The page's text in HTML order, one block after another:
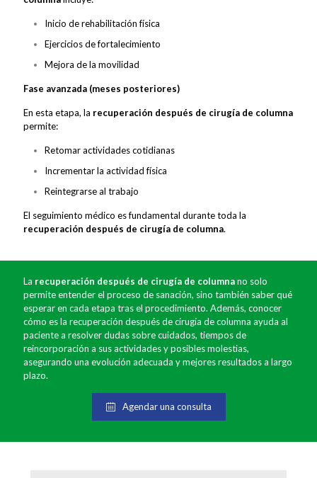
Inicio de rehabilitación física
Ejercicios de fortalecimiento
Mejora de la movilidad
Fase avanzada (meses posteriores)
En esta etapa, la recuperación después de cirugía de columna
permite:
Retomar actividades cotidianas
Incrementar la actividad física
Reintegrarse al trabajo
El seguimiento médico es fundamental durante toda la
recuperación después de cirugía de columna.
La recuperación después de cirugía de columnano solo
permite entender el proceso de sanación, sino también saber qué
esperar en cada etapa tras el procedimiento. Además, conocer
cómo es la recuperación después de cirugía de columna ayuda al
paciente a resolver dudas sobre cuidados, tiempos de
reincorporación a sus actividades y posibles molestias,
asegurando una evolución adecuada y mejores resultados a largo
plazo.
Agendar una consulta